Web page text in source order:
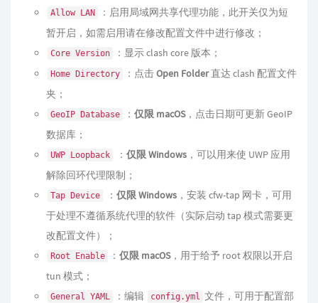
Allow LAN
：启用局域网共享代理功能，此开关仅为短
暂开启，如需启用请在修改配置文件中进行修改；
Core Version ：显示 clash core 版本；
Home Directory ：点击Open Folder直达 clash 配置文件
夹；
GeoIP Database ： 仅限 macOS，点击日期可更新 GeoIP
数据库；
UWP Loopback ： 仅限 Windows ，可以用来使 UWP 应用
解除回环代理限制；
Tap Device ： 仅限 Windows ，安装 cfw-tap 网卡，可用
于处理不遵循系统代理的软件（实际启动 tap 模式需要更
改配置文件）；
Root Enable ： 仅限 macOS，用于给予 root 权限以开启
tun 模式；
General YAML ：编辑 config.yml
文件，可用于配置部